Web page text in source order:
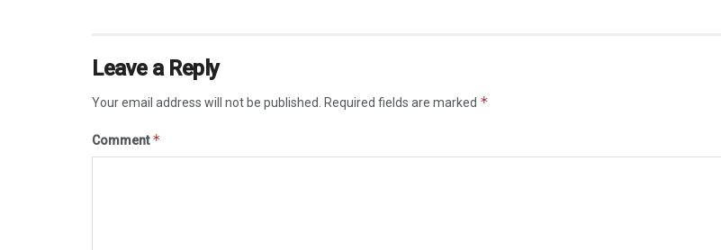
Leave a Reply
Your email address will not be published. Required fields are marked *
Comment*